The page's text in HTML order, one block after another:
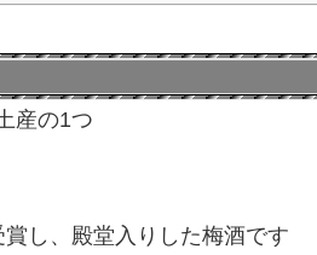
産の1つ
し、殿堂入りした梅酒です